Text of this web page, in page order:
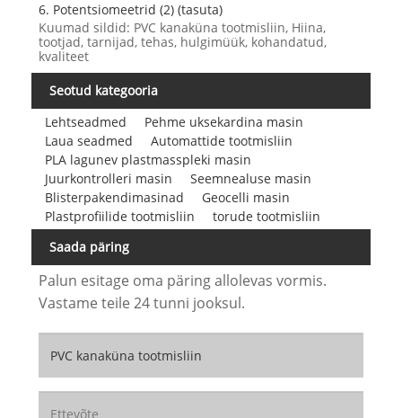
6. Potentsiomeetrid (2) (tasuta)
Kuumad sildid: PVC kanaküna tootmisliin, Hiina,
tootjad, tarnijad, tehas, hulgimüük, kohandatud,
kvaliteet
Seotud kategooria
Lehtseadmed
Pehme uksekardina masin
Laua seadmed
Automattide tootmisliin
PLA lagunev plastmasspleki masin
Juurkontrolleri masin
Seemnealuse masin
Blisterpakendimasinad
Geocelli masin
Plastprofiilide tootmisliin
torude tootmisliin
Saada päring
Palun esitage oma päring allolevas vormis.
Vastame teile 24 tunni jooksul.